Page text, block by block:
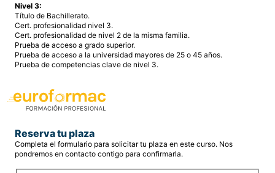
Nivel 3:
Título de Bachillerato.
Cert. profesionalidad nivel 3.
Cert. profesionalidad de nivel 2 de la misma familia.
Prueba de acceso a grado superior.
Prueba de acceso a la universidad mayores de 25 o 45 años.
Prueba de competencias clave de nivel 3.
Reserva tu plaza
Completa el formulario para solicitar tu plaza en este curso. Nos
pondremos en contacto contigo para confirmarla.